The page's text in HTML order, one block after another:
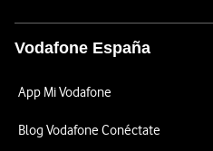
Vodafone España
App Mi Vodafone
Blog Vodafone Conéctate